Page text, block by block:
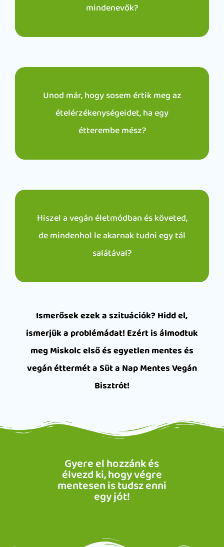
mindenevők?
Unod már, hogy sosem értik meg az
ételérzékenységeidet, ha egy
étterembe mész?
Hiszel a vegán életmódban és követed,
de mindenhol le akarnak tudni egy tál
salátával?
Ismerősek ezek a szituációk? Hidd el,
ismerjük a problémádat! Ezért is álmodtuk
meg Miskolc első és egyetlen mentes és
vegán éttermét a Süt a Nap Mentes Vegán
Bisztrót!
Gyere el hozzánk és
élvezd ki, hogy végre
mentesen is tudsz enni
egy jót!